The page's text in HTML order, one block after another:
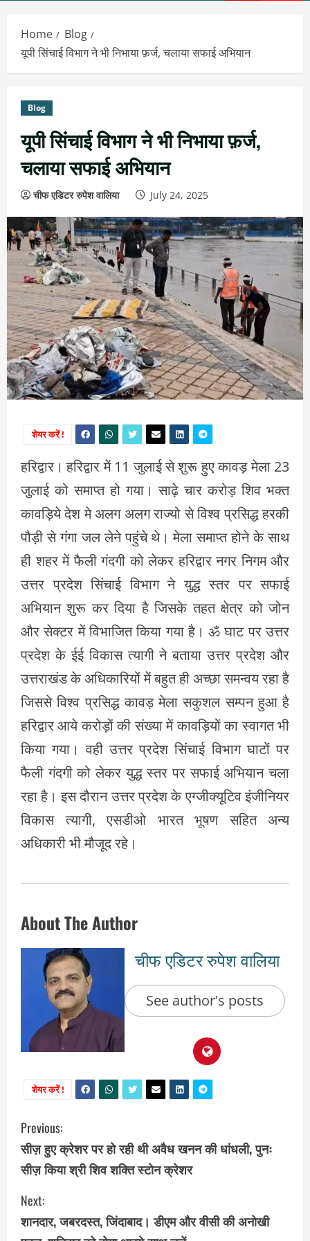
Home
Blog
यूपी सिंचाई विभाग ने भी निभाया फ़र्ज, चलाया सफाई अभियान
Blog
यूपी सिंचाई विभाग ने भी निभाया फ़र्ज,
चलाया सफाई अभियान
चीफ एडिटर रुपेश वालिया July 24, 2025
शेयर करें !
हरिद्वार। हरिद्वार में 11 जुलाई से शुरू हुए कावड़ मेला 23
जुलाई को समाप्त हो गया। साढ़े चार करोड़ शिव भक्त
कावड़िये देश मे अलग अलग राज्यो से विश्व प्रसिद्ध हरकी
पौड़ी से गंगा जल लेने पहुंचे थे। मेला समाप्त होने के साथ
ही शहर में फैली गंदगी को लेकर हरिद्वार नगर निगम और
उत्तर प्रदेश सिंचाई विभाग ने युद्ध स्तर पर सफाई
अभियान शुरू कर दिया है जिसके तहत क्षेत्र को जोन
और सेक्टर में विभाजित किया गया है। ॐ घाट पर उत्तर
प्रदेश के ईई विकास त्यागी ने बताया उत्तर प्रदेश और
उत्तराखंड के अधिकारियों में बहुत ही अच्छा समन्वय रहा है
जिससे विश्व प्रसिद्ध कावड़ मेला सकुशल सम्पन हुआ है
हरिद्वार आये करोड़ों की संख्या में कावड़ियों का स्वागत भी
किया गया। वही उत्तर प्रदेश सिंचाई विभाग घाटों पर
फैली गंदगी को लेकर युद्ध स्तर पर सफाई अभियान चला
रहा है। इस दौरान उत्तर प्रदेश के एग्जीक्यूटिव इंजीनियर
विकास त्यागी, एसडीओ भारत भूषण सहित अन्य
अधिकारी भी मौजूद रहे।
About The Author
चीफ एडिटर रुपेश वालिया
See author's posts
शेयर करें !
C
o
n
t
Previous:
सीज़ हुए क्रेशर पर हो रही थी अवैध खनन की धांधली, पुनः
सीज़ किया श्री शिव शक्ति स्टोन क्रेशर
Next:
शानदार, जबरदस्त, जिंदाबाद। डीएम और वीसी की अनोखी